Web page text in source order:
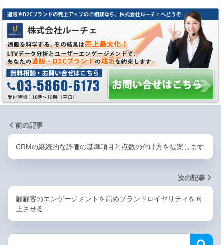
前の記事
CRMの継続的な評価の基準項目と点数の付け方を提案します
次の記事
顧顧客のエンゲージメントを高めブランドロイヤリティを向
上させる…